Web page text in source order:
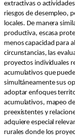
extractivas o
riesgos de desempleo,
locales. De manera
productiva, escasa
menos capacidad para
circunstancias, las
proyectos individuales
acumulativos que
simultáneamente sus
adoptar enfoques
acumulativos, mapeo
preexistentes y
adquiere especial
rurales donde los